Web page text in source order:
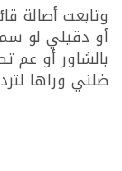
وتابعت أصالة
أو دقيلي لو
بالشاور أو عم
ضلني وراها